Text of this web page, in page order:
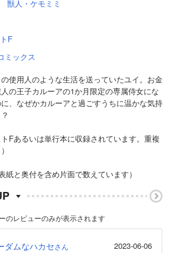
獣人・ケモミミ
F
ミックス
使用人のような生活を送っていたユイ。お金
の王子カルーアの1か月限定の専属侍女にな
、なぜかカルーアと過ごすうちに温かな気持
トFあるいは単行本に収録されています。重複
紙と奥付を含め片面で数えています）
のレビューのみが表示されます
ダムなハカセさん
2023-06-06